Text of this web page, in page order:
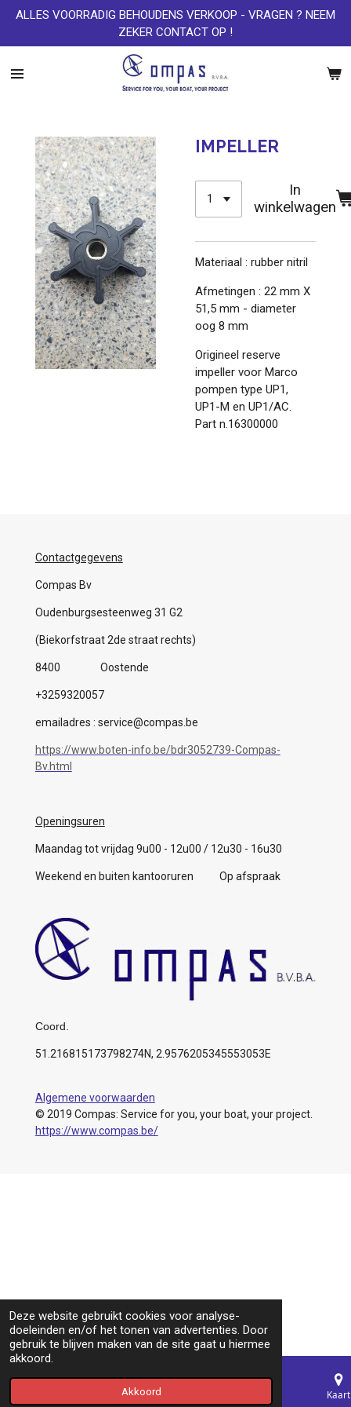
Deze website gebruikt cookies voor analyse-
doeleinden en/of het tonen van advertenties. Door
gebruik te blijven maken van de site gaat u hiermee
akkoord.
Akkoord
Ga
naar
de
ALLES VOORRADIG BEHOUDENS VERKOOP - VRAGEN ? NEEM
ZEKER CONTACT OP !
IMPELLER
In
winkelwagen
Materiaal : rubber nitril
Afmetingen : 22 mm X
51,5 mm - diameter
oog 8 mm
Origineel reserve
impeller voor Marco
pompen type UP1,
UP1-M en UP1/AC.
Part n.16300000
Contactgegevens
Compas Bv
Oudenburgsesteenweg 31 G2
(Biekorfstraat 2de straat rechts)
8400 Oostende
+3259320057
emailadres : service@compas.be
https://www.boten-info.be/bdr3052739-Compas-
Bv.html
Openingsuren
Maandag tot vrijdag 9u00 - 12u00 / 12u30 - 16u30
Weekend en buiten kantooruren Op afspraak
Coord.
51.216815173798274N, 2.9576205345553053E
Algemene voorwaarden
© 2019 Compas: Service for you, your boat, your project.
https://www.compas.be/
Kaart